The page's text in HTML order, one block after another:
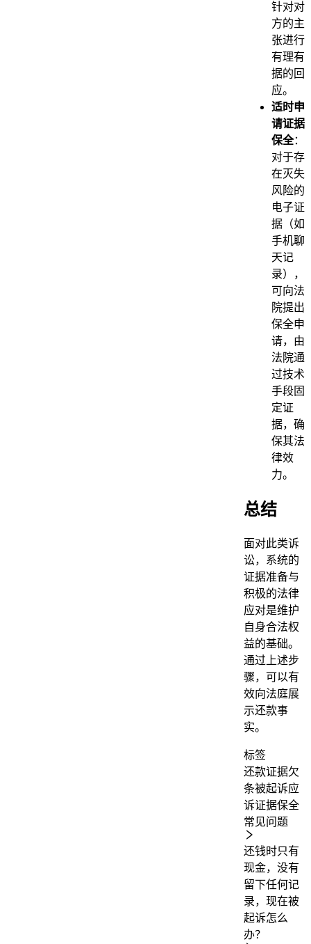
针对对
方的主
张进行
有理有
据的回
应。
适时申
请证据
保全：
对于存
在灭失
风险的
电子证
据（如
手机聊
天记
录），
可向法
院提出
保全申
请，由
法院通
过技术
手段固
定证
据，确
保其法
律效
力。
总结
面对此类诉
讼，系统的
证据准备与
积极的法律
应对是维护
自身合法权
益的基础。
通过上述步
骤，可以有
效向法庭展
示还款事
实。
标签
还款证据欠
条被起诉应
诉证据保全
常见问题
还钱时只有
现金，没有
留下任何记
录，现在被
起诉怎么
办？